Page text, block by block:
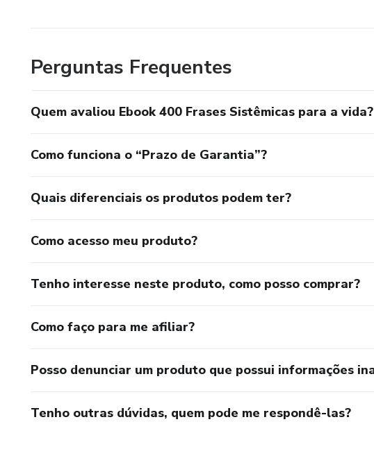
Perguntas Frequentes
Quem avaliou Ebook 400 Frases Sistêmicas para a vida?
Como funciona o “Prazo de Garantia”?
Quais diferenciais os produtos podem ter?
Como acesso meu produto?
Tenho interesse neste produto, como posso comprar?
Como faço para me afiliar?
Posso denunciar um produto que possui informações
Tenho outras dúvidas, quem pode me respondê-las?